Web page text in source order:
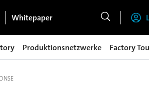
Whitepaper
Produktionsnetzwerke Factory